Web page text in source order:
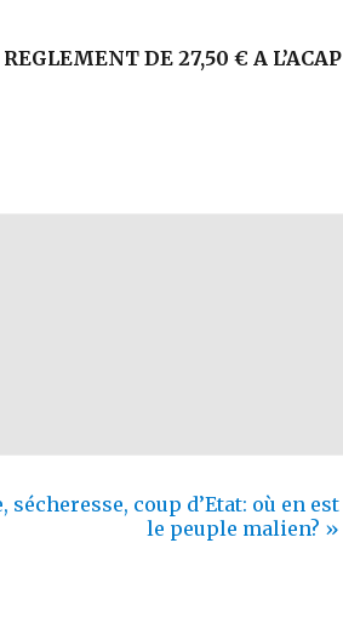
DE 27,50 € A L’ACAP
coup d’Etat: où en est
le peuple malien? »